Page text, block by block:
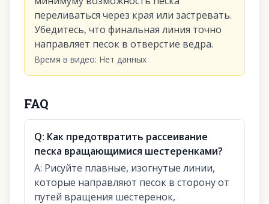
переливаться через края или застревать.
Убедитесь, что финальная линия точно
направляет песок в отверстие ведра.
Время в видео: Нет данных
FAQ
Q: Как предотвратить рассеивание
песка вращающимися шестеренками?
A: Рисуйте плавные, изогнутые линии,
которые направляют песок в сторону от
путей вращения шестеренок,